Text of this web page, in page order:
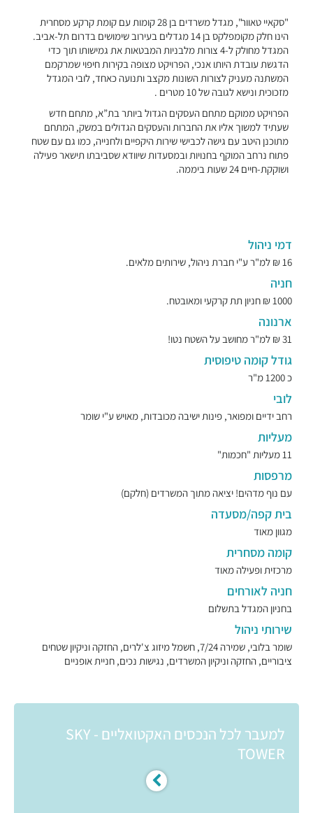
"סקאיי טאוור", מגדל משרדים בן 28 קומות עם קומת קרקע מסחרית
הינו חלק מקומפלקס בן 14 מגדלים בעירוב שימושים בדרום תל-אביב.
המגדל מחולק ל-4 צורות מלבניות המבטאות את גמישותו תוך כדי
הדגשת עובדת היותו אנכי, הפרויקט מצופה בקירות חיפוי שמרקמם
המשתנה מעניק לצורות השונות מקצב ותנועה כאחד, לובי המגדל
מזכוכית ונישא לגובה של 10 מטרים .
הפרויקט ממוקם מתחם העסקים הגדול ביותר בת”א, מתחם חדש
שעתיד למשוך אליו את החברות והעסקים הגדולים במשק, המתחם
מתוכנן היטב עם גישה לכבישי שירות היקפיים ולחנייה, כמו גם עם שטח
פתוח נרחב המוקף בחנויות ובמסעדות שיוודא שסביבתו תישאר פעילה
ושוקקת-חיים 24 שעות ביממה.
דמי ניהול
16 ₪ למ"ר ע"י חברת ניהול, שירותים מלאים.
חניה
1000 ₪ חניון תת קרקעי ומאובטח.
ארנונה
31 ₪ למ"ר מחושב על השטח נטו!
גודל קומה טיפוסית
כ 1200 מ"ר
לובי
רחב ידיים ומפואר, פינות ישיבה מכובדות, מאויש ע"י שומר
מעליות
11 מעליות "חכמות"
מרפסות
עם נוף מדהים! יציאה מתוך המשרדים (חלקם)
בית קפה/מסעדה
מגוון מאוד
קומה מסחרית
מרכזית ופעילה מאוד
חניה לאורחים
בחניון המגדל בתשלום
שירותי ניהול
שומר בלובי, שמירה 7/24, חשמל מיזוג צ'לרים, החזקה וניקיון שטחים
ציבוריים, החזקה וניקיון המשרדים, נגישות נכים, חניית אופניים
למעבר לכל הנכסים האקטואליים - SKY
TOWER